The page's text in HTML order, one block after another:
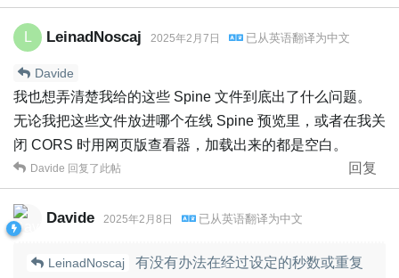
LeinadNoscaj 2025年2月7日 已从英语翻译为中文
Davide
我也想弄清楚我给的这些 Spine 文件到底出了什么问题。
无论我把这些文件放进哪个在线 Spine 预览里，或者在我关
闭 CORS 时用网页版查看器，加载出来的都是空白。
回复
Davide 回复了此帖
Davide 2025年2月8日 已从英语翻译为中文
LeinadNoscaj
有没有办法在经过设定的秒数或重复